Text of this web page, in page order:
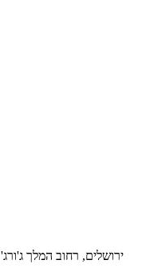
ירושלים, רחוב המלך ג'ורג' 18, חנות "כשר לך" (לשעבר "גסטרונום")